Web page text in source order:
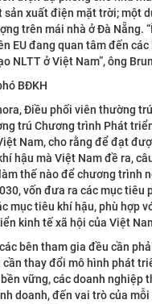
xuất điện mặt trời; một
trên mái nhà ở Đà Nẵng.
EU đang quan tâm đến
NLTT ở Việt Nam”, ông
BĐKH
Điều phối viên thường
trú Chương trình Phát
Nam, cho rằng để đạt
hậu mà Việt Nam đề ra,
thế nào để chương trình
vốn đưa ra các mục tiêu
mục tiêu khí hậu, phù hợp
kinh tế xã hội của Việt
bên tham gia đều cần
cần thay đổi mô hình phát
vững, các doanh nghiệp
doanh, đến vai trò của mỗi